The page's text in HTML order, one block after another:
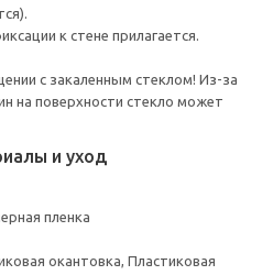
к стене прилагается.
с закаленным стеклом! Из-за
на поверхности стекло может
и уход
пленка
окантовка, Пластиковая